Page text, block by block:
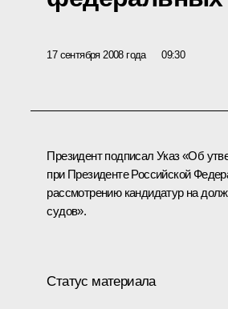
17 сентября 2008 года 09:30
Президент подписал Указ «Об
при Президенте Российской
рассмотрению кандидатур на
судов».
Статус материала